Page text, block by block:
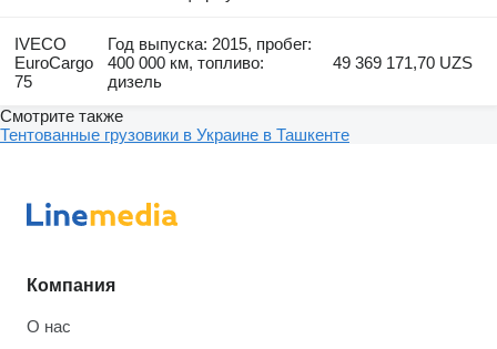
IVECO
EuroCargo
75
Год выпуска: 2015, пробег:
400 000 км, топливо:
дизель
49 369 171,70 UZS
Смотрите также
Тентованные грузовики в Украине в Ташкенте
Компания
О нас